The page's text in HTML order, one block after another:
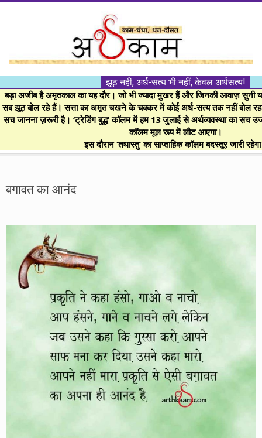
।।
अर्थकाम।।
BE
FINANCIALLY
CLEVER!
झूठ नहीं, अर्ध-सत्य भी नहीं, केवल अर्थसत्य!
बड़ा अजीब है अमृतकाल का यह दौर। जो भी ज्यादा मुखर हैं और जिनकी आवाज़ सुनी
सब झूठ बोल रहे हैं। सत्ता का अमृत चखने के चक्कर में कोई अर्ध-सत्य तक नहीं बोल
सच जानना ज़रूरी है। ‘ट्रेडिंग बुद्ध’ कॉलम में हम 13 जुलाई से अर्थव्यवस्था का सच
कॉलम मूल रूप में लौट आएगा।
इस दौरान ‘तथास्तु’ का साप्ताहिक कॉलम बदस्तूर जारी
Menu
बगावत का आनंद